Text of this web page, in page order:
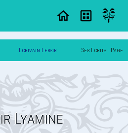
Ecrivain Lebsir Ses Ecrits - Page
Lyamine